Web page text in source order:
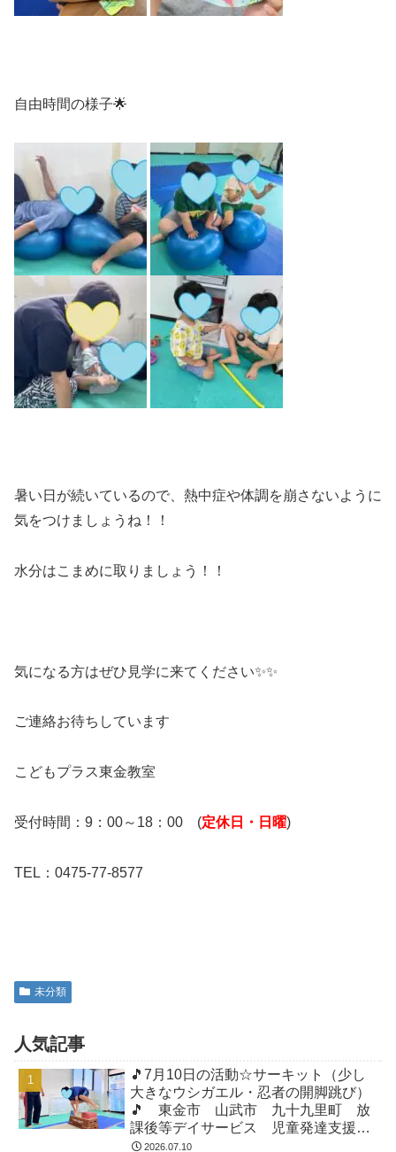
自由時間の様子🌟
暑い日が続いているので、熱中症や体調を崩さないように
気をつけましょうね！！
水分はこまめに取りましょう！！
気になる方はぜひ見学に来てください✨✨
ご連絡お待ちしています
こどもプラス東金教室
受付時間：9：00～18：00 (定休日・日曜)
TEL：0475-77-8577
未分類
人気記事
🎵7月10日の活動☆サーキット（少し
大きなウシガエル・忍者の開脚跳び）
🎵 東金市 山武市 九十九里町 放
課後等デイサービス 児童発達支援
運動療育 教室見学
2026.07.10